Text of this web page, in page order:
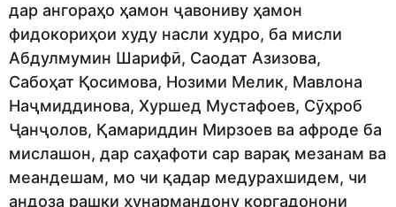
дар ангораҳо ҳамон ҷавониву ҳамон
фидокориҳои худу насли худро, ба мисли
Абдулмумин Шарифӣ, Саодат Азизова,
Сабоҳат Қосимова, Нозими Мелик, Мавлона
Наҷмиддинова, Хуршед Мустафоев, Сӯҳроб
Ҷанҷолов, Қамариддин Мирзоев ва афроде ба
мислашон, дар саҳафоти сар варақ мезанам ва
меандешам, мо чи қадар медурахшидем, чи
андоза рашки ҳунармандону коргадонони